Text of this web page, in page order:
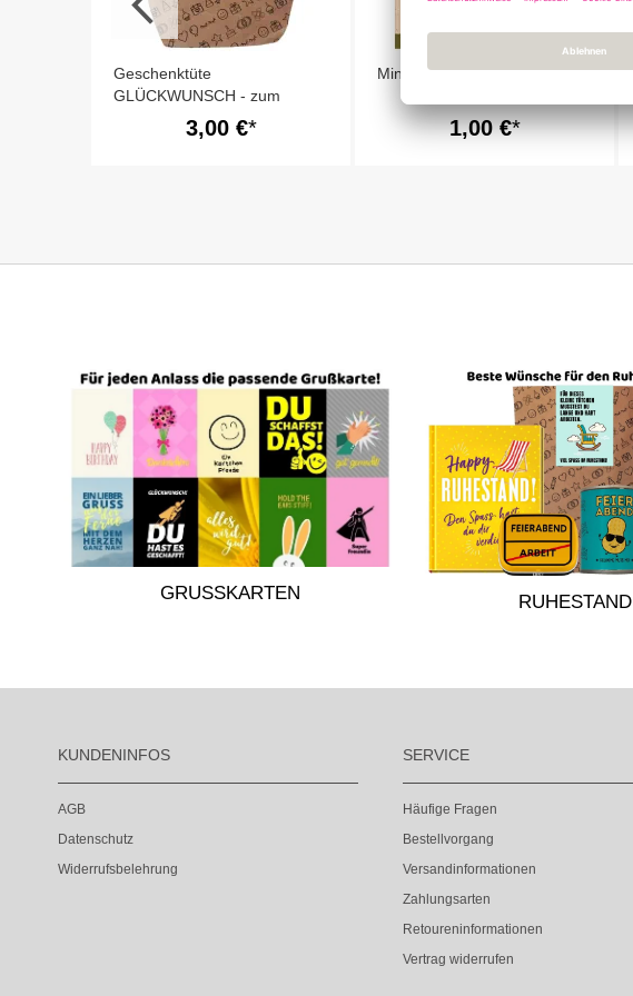
Geschenktüte
GLÜCKWUNSCH - zum
3,00 €
Minicard GLÜCKWUNSCH
1,00 €
GRUSSKARTEN RUHESTAND
KUNDENINFOS
AGB
Datenschutz
Widerrufsbelehrung
SERVICE
Häufige Fragen
Bestellvorgang
Versandinformationen
Zahlungsarten
Retoureninformationen
Vertrag widerrufen